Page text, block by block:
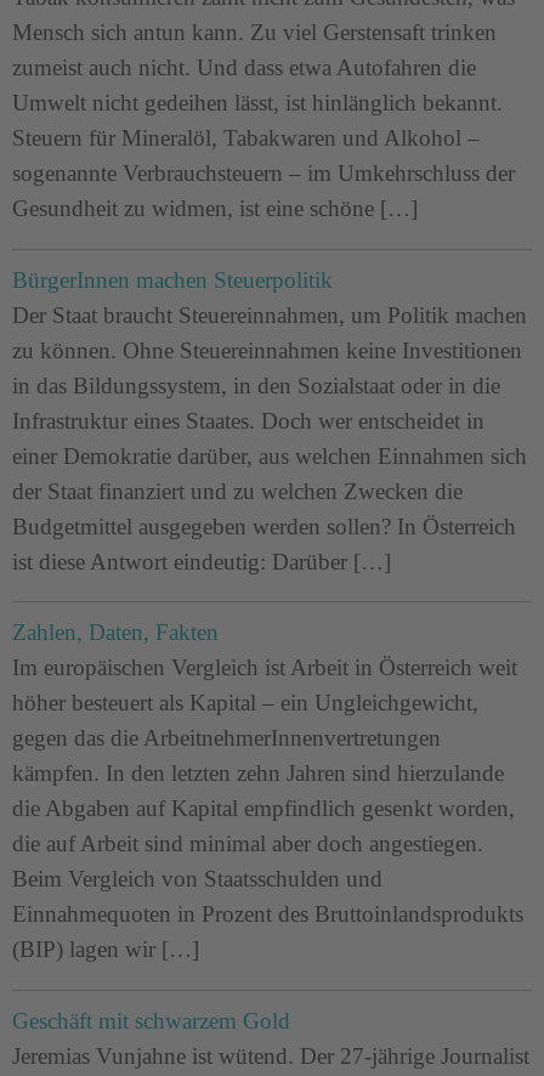
Mensch sich antun kann. Zu viel Gerstensaft trinken
zumeist auch nicht. Und dass etwa Autofahren die
Umwelt nicht gedeihen lässt, ist hinlänglich bekannt.
Steuern für Mineralöl, Tabakwaren und Alkohol –
sogenannte Verbrauchsteuern – im Umkehrschluss der
Gesundheit zu widmen, ist eine schöne […]
BürgerInnen machen Steuerpolitik
Der Staat braucht Steuereinnahmen, um Politik machen
zu können. Ohne Steuereinnahmen keine Investitionen
in das Bildungssystem, in den Sozialstaat oder in die
Infrastruktur eines Staates. Doch wer entscheidet in
einer Demokratie darüber, aus welchen Einnahmen sich
der Staat finanziert und zu welchen Zwecken die
Budgetmittel ausgegeben werden sollen? In Österreich
ist diese Antwort eindeutig: Darüber […]
Zahlen, Daten, Fakten
Im europäischen Vergleich ist Arbeit in Österreich weit
höher besteuert als Kapital – ein Ungleichgewicht,
gegen das die ArbeitnehmerInnenvertretungen
kämpfen. In den letzten zehn Jahren sind hierzulande
die Abgaben auf Kapital empfindlich gesenkt worden,
die auf Arbeit sind minimal aber doch angestiegen.
Beim Vergleich von Staatsschulden und
Einnahmequoten in Prozent des Bruttoinlandsprodukts
(BIP) lagen wir […]
Geschäft mit schwarzem Gold
Jeremias Vunjahne ist wütend. Der 27-jährige Journalist